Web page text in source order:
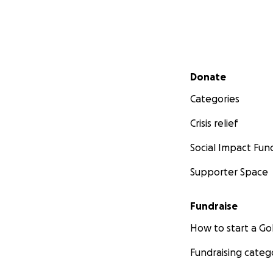
Secondary menu
Donate
Categories
Crisis relief
Social Impact
Supporter Space
Fundraise
How to start a
Fundraising